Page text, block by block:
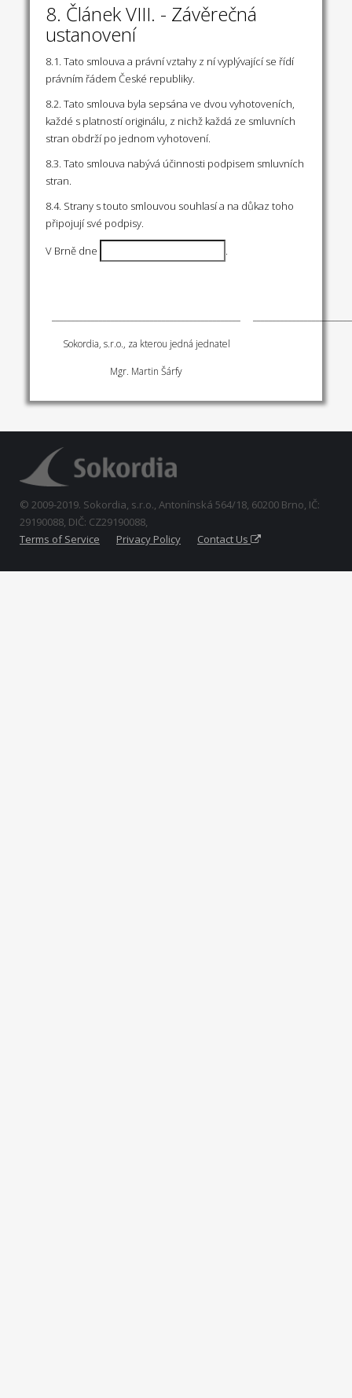
8. Článek VIII. - Závěrečná
ustanovení
8.1. Tato smlouva a právní vztahy z ní vyplývající se řídí
právním řádem České republiky.
8.2. Tato smlouva byla sepsána ve dvou vyhotoveních,
každé s platností originálu, z nichž každá ze smluvních
stran obdrží po jednom vyhotovení.
8.3. Tato smlouva nabývá účinnosti podpisem smluvních
stran.
8.4. Strany s touto smlouvou souhlasí a na důkaz toho
připojují své podpisy.
V Brně dne
.
Sokordia, s.r.o., za kterou jedná jednatel
Mgr. Martin Šárfy
© 2009-2019. Sokordia, s.r.o., Antonínská 564/18, 60200 Brno, IČ:
29190088, DIČ: CZ29190088,
Terms of Service
Privacy Policy Contact Us